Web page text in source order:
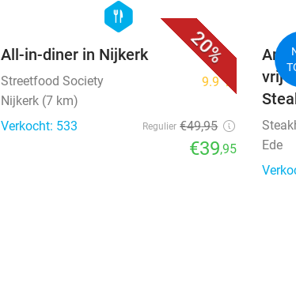
20%
hexagon
food
All-in-diner in Nijkerk
Streetfood Society 9.9star
Nijkerk (7 km)
Verkocht: 533
Regulier €49,95
€39,95
vrije
Ede